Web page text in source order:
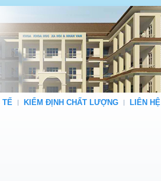
TẾ KIỂM ĐỊNH CHẤT LƯỢNG LIÊN HỆ